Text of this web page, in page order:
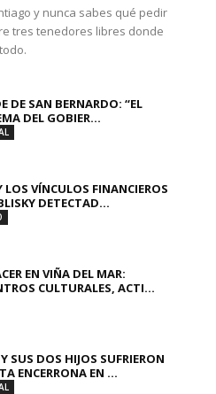
y nunca sabes qué pedir
tres tenedores libres donde
DE SAN BERNARDO: “EL
DEL GOBIER...
LOS VÍNCULOS FINANCIEROS
DETECTAD...
EN VIÑA DEL MAR:
CULTURALES, ACTI...
SUS DOS HIJOS SUFRIERON
ENCERRONA EN ...